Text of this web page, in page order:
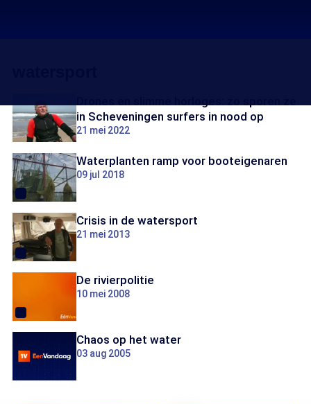
in Scheveningen surfers in nood op
21 mei 2022
Waterplanten ramp voor booteigenaren
09 jul 2018
Crisis in de watersport
21 mei 2013
De rivierpolitie
10 mei 2008
Chaos op het water
03 aug 2005